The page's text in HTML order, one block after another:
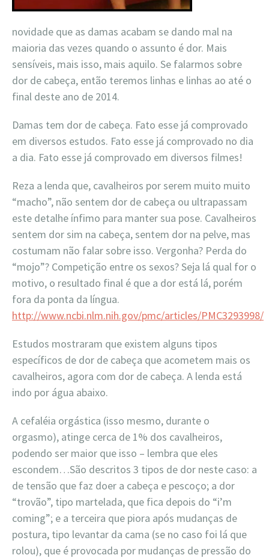
novidade que as damas acabam se dando mal na
maioria das vezes quando o assunto é dor. Mais
sensíveis, mais isso, mais aquilo. Se falarmos sobre
dor de cabeça, então teremos linhas e linhas ao até o
final deste ano de 2014.
Damas tem dor de cabeça. Fato esse já comprovado
em diversos estudos. Fato esse já comprovado no dia
a dia. Fato esse já comprovado em diversos filmes!
Reza a lenda que, cavalheiros por serem muito muito
“macho”, não sentem dor de cabeça ou ultrapassam
este detalhe ínfimo para manter sua pose. Cavalheiros
sentem dor sim na cabeça, sentem dor na pelve, mas
costumam não falar sobre isso. Vergonha? Perda do
“mojo”? Competição entre os sexos? Seja lá qual for o
motivo, o resultado final é que a dor está lá, porém
fora da ponta da língua.
http://www.ncbi.nlm.nih.gov/pmc/articles/PMC3293998/
Estudos mostraram que existem alguns tipos
específicos de dor de cabeça que acometem mais os
cavalheiros, agora com dor de cabeça. A lenda está
indo por água abaixo.
A cefaléia orgástica (isso mesmo, durante o
orgasmo), atinge cerca de 1% dos cavalheiros,
podendo ser maior que isso – lembra que eles
escondem…São descritos 3 tipos de dor neste caso: a
de tensão que faz doer a cabeça e pescoço; a dor
“trovão”, tipo martelada, que fica depois do “i’m
coming”; e a terceira que piora após mudanças de
postura, tipo levantar da cama (se no caso foi lá que
rolou), que é provocada por mudanças de pressão do